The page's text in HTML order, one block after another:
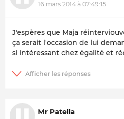
16 mars 2014 à 07:49:15
J'espères que Maja
ça serait l'occasion de lui
si intéressant chez égalité et
Mr Patella